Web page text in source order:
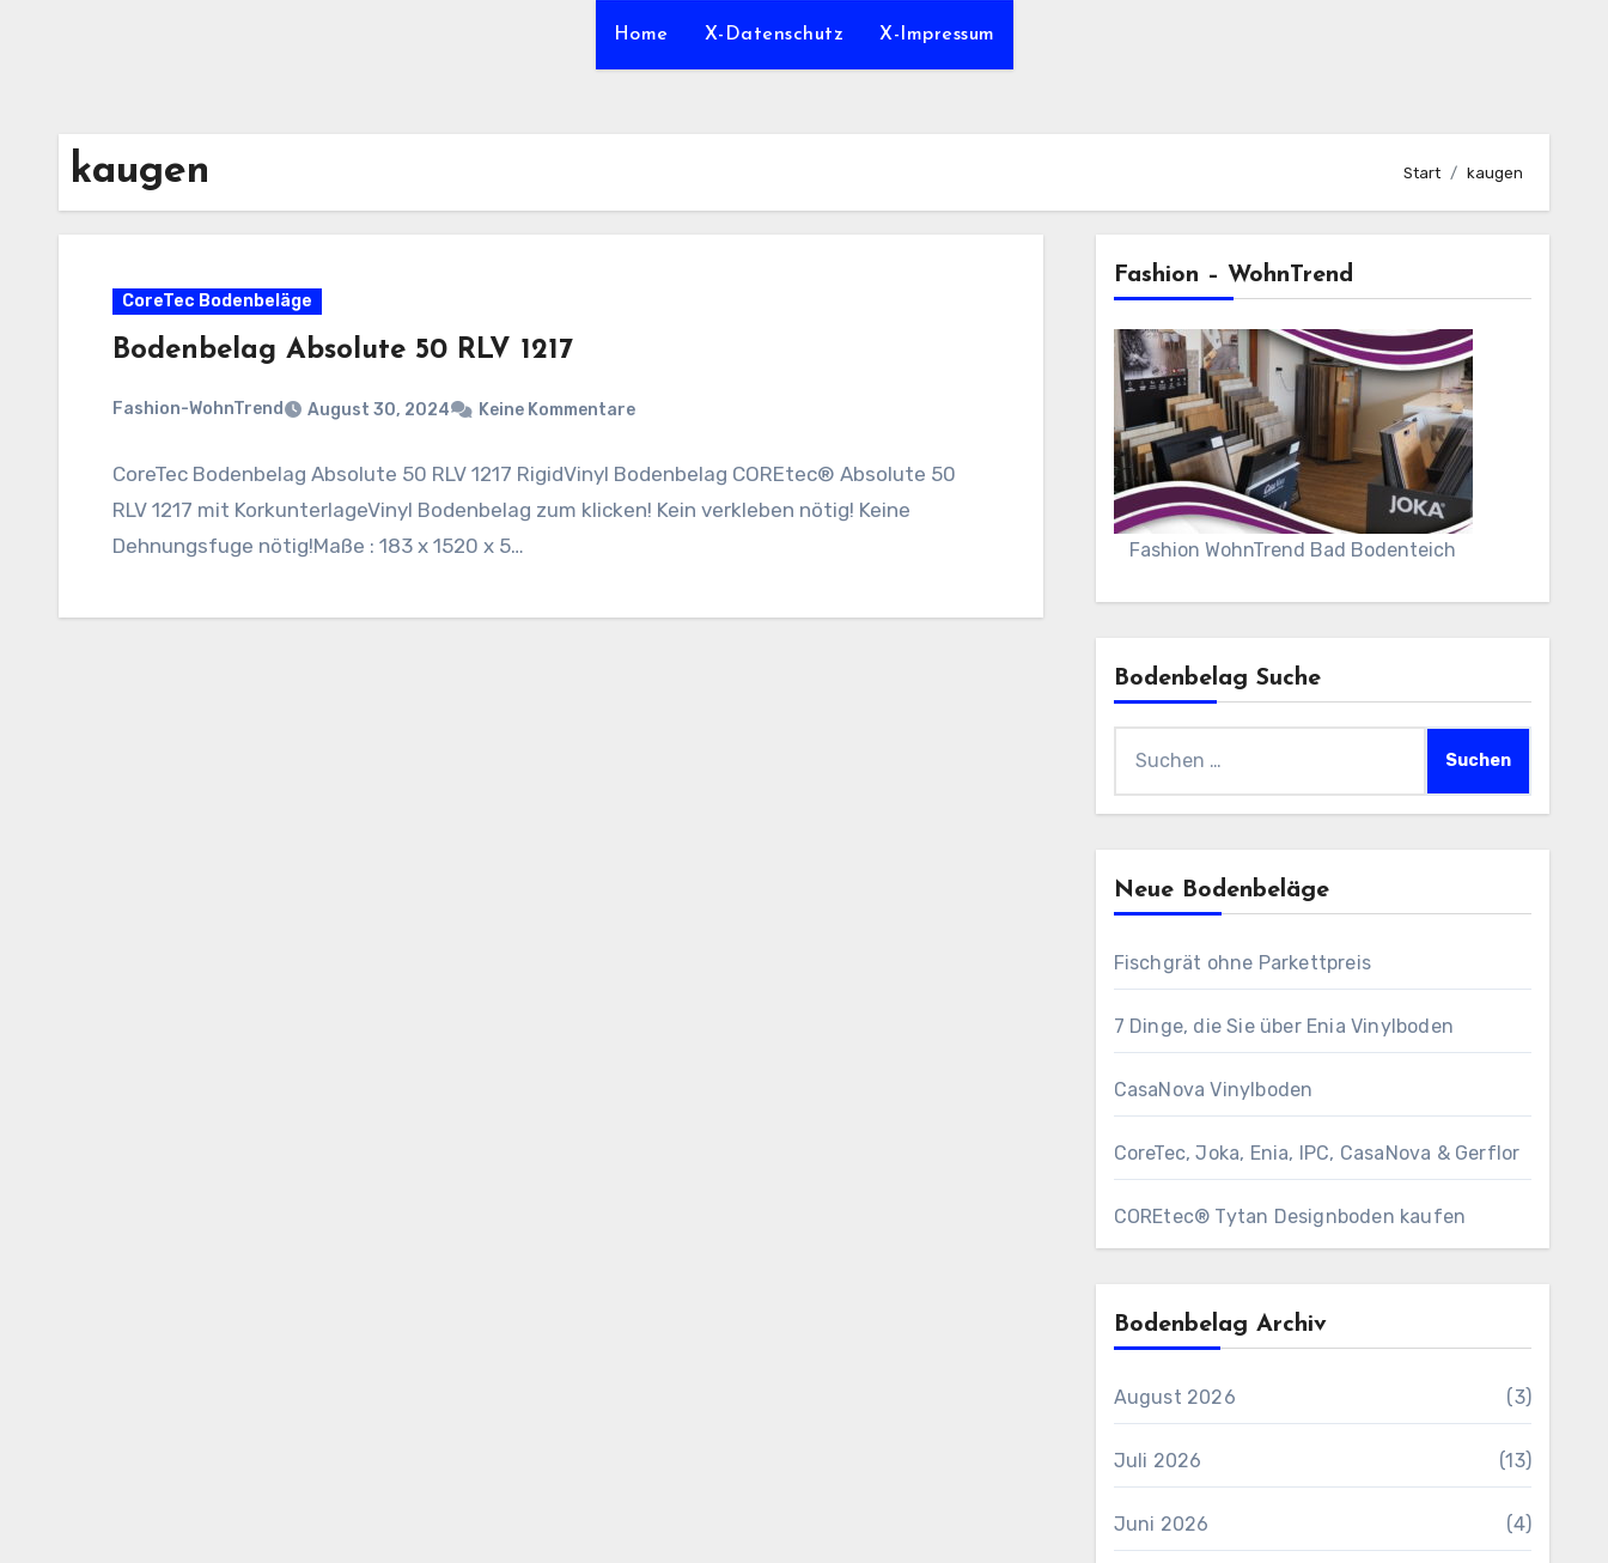
Home X-Datenschutz X-Impressum
kaugen Start kaugen
CoreTec Bodenbeläge
Bodenbelag Absolute 50 RLV 1217
Fashion-WohnTrend August 30, 2024 Keine Kommentare
CoreTec Bodenbelag Absolute 50 RLV 1217 RigidVinyl Bodenbelag COREtec® Absolute 50
RLV 1217 mit KorkunterlageVinyl Bodenbelag zum klicken! Kein verkleben nötig! Keine
Dehnungsfuge nötig!Maße : 183 x 1520 x 5…
Fashion – WohnTrend
Fashion WohnTrend Bad Bodenteich
Bodenbelag Suche
nach:
Neue Bodenbeläge
Fischgrät ohne Parkettpreis
7 Dinge, die Sie über Enia Vinylboden
CasaNova Vinylboden
CoreTec, Joka, Enia, IPC, CasaNova & Gerflor
COREtec® Tytan Designboden kaufen
Bodenbelag Archiv
August 2026 (3)
Juli 2026 (13)
Juni 2026 (4)